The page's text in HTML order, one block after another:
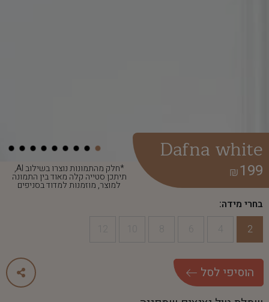
*חלק מהתמונות נוצרו בשילוב AI,
תיתכן סטייה קלה מאוד בין התמונה
למוצר, מוזמנות למדוד בסניפים
Dafna white
199
₪
בחרי מידה:
2
הוסיפי לסל